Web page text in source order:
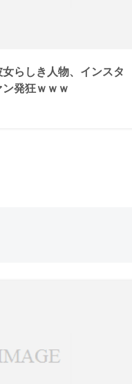
女らしき人物、インスタ
発狂ｗｗｗ